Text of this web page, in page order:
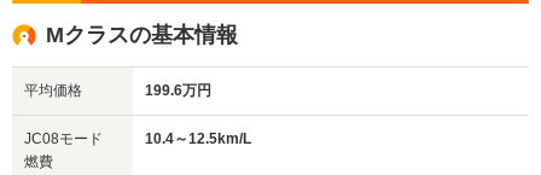
サイズ
(全長x全幅x全高)
全高
1.66m
全幅
1.92m
Mクラスの基本情報
平均価格 199.6万円
JC08モード
燃費
10.4～12.5km/L